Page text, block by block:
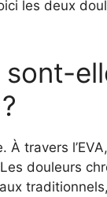
les deux
À travers
douleurs